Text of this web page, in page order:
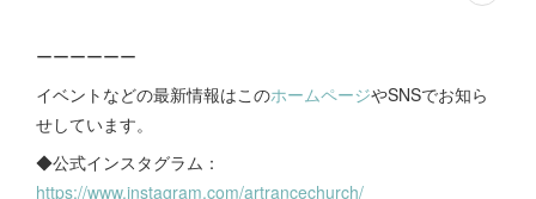
ーーーーーー
イベントなどの最新情報はこのホームページやSNSでお知ら
せしています。
◆公式インスタグラム：
https://www.instagram.com/artrancechurch/